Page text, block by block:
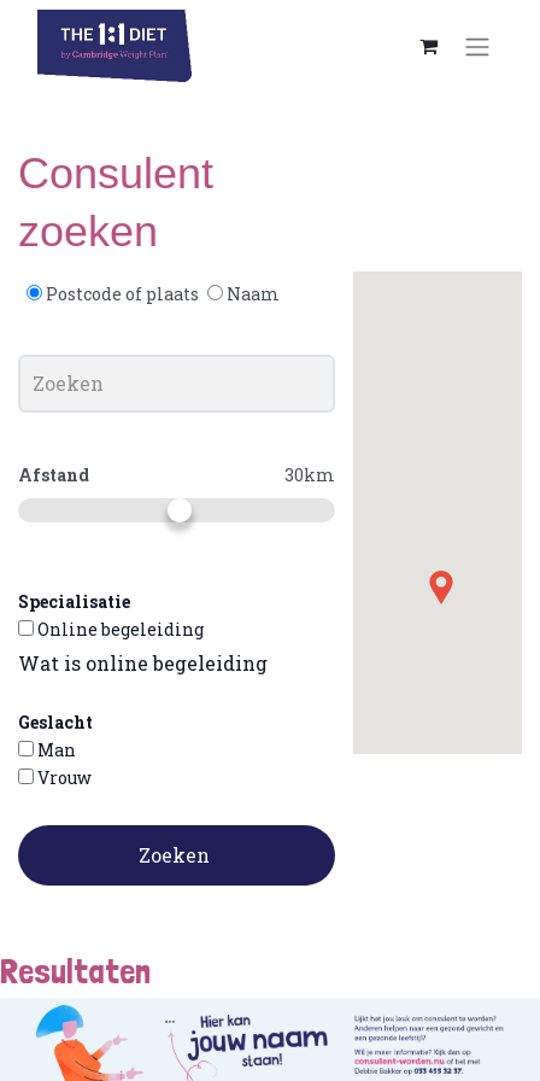
Consulent
zoeken
Postcode of plaats Naam
Afstand 30km
Specialisatie
Online begeleiding
Wat is online begeleiding
Geslacht
Man
Vrouw
Zoeken
Resultaten